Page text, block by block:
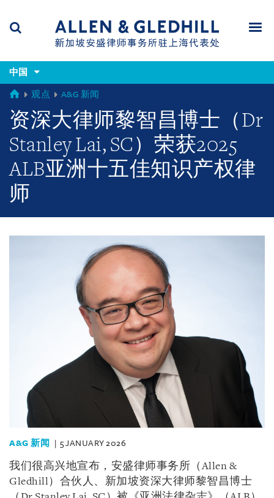
(accesskey
s)
x)
Search
中国
GLOBAL
观点 A&G 新闻
资深大律师黎智昌博士（Dr
Stanley Lai, SC）荣获2025
ALB亚洲十五佳知识产权律
师
A&G 新闻 5 JANUARY 2026
我们很高兴地宣布，安盛律师事务所（Allen &
Gledhill）合伙人、新加坡资深大律师黎智昌博士